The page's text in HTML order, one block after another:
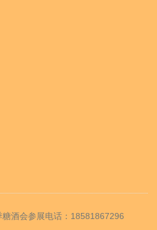
酒会参展电话：18581867296